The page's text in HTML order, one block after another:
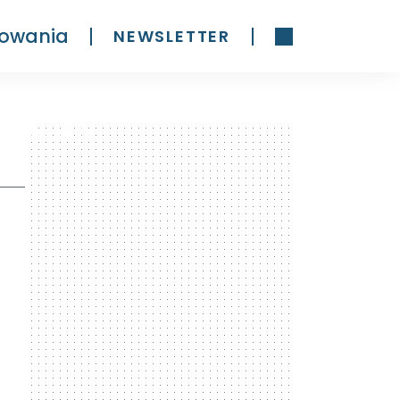
NEWSLETTER
300 x 600